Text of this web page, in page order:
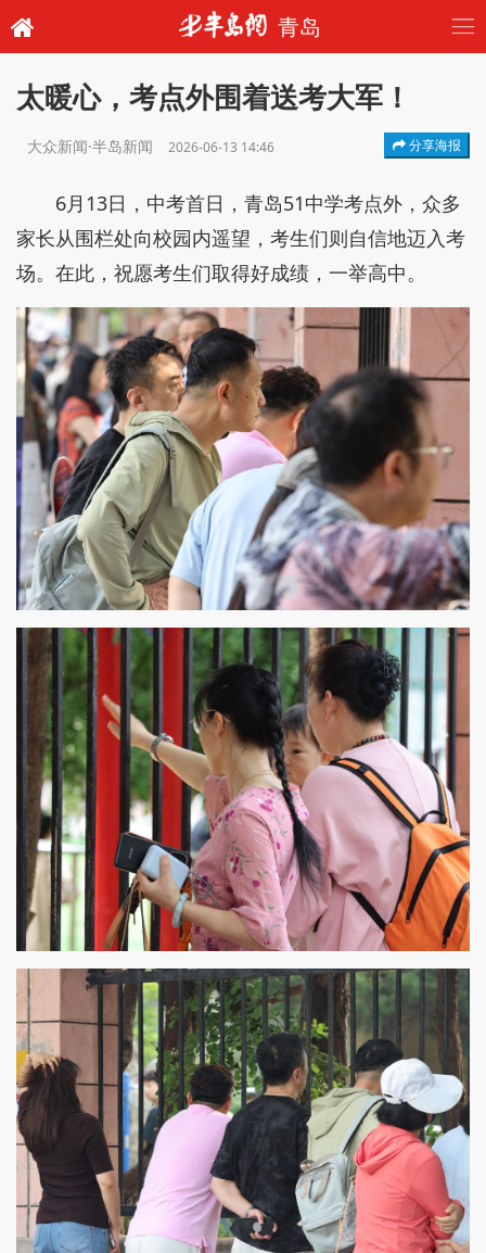
青岛
太暖心，考点外围着送考大军！
大众新闻·半岛新闻 2026-06-13 14:46 分享海报
6月13日，中考首日，青岛51中学考点外，众多
家长从围栏处向校园内遥望，考生们则自信地迈入考
场。在此，祝愿考生们取得好成绩，一举高中。